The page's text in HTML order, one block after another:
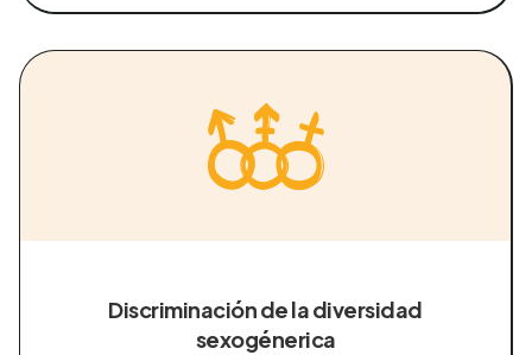
Discriminación de la diversidad
sexogénerica